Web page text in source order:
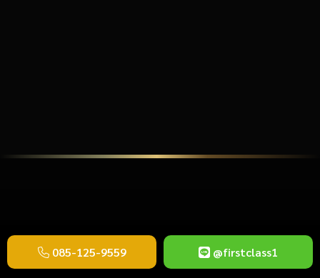
085-125-9559 @firstclass1